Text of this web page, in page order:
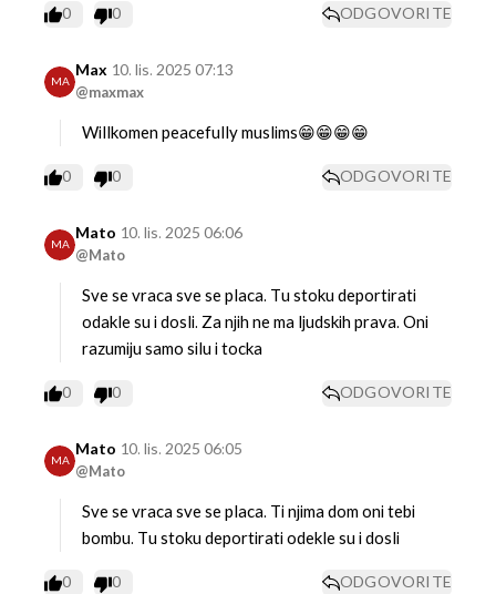
0 0 ODGOVORITE
MA
Max
@maxmax
10. lis. 2025 07:13
Willkomen peacefully muslims😁😁😁😁
0 0 ODGOVORITE
MA
Mato
@Mato
10. lis. 2025 06:06
Sve se vraca sve se placa. Tu stoku deportirati
odakle su i dosli. Za njih ne ma ljudskih prava. Oni
razumiju samo silu i tocka
0 0 ODGOVORITE
MA
Mato
@Mato
10. lis. 2025 06:05
Sve se vraca sve se placa. Ti njima dom oni tebi
bombu. Tu stoku deportirati odekle su i dosli
0 0 ODGOVORITE